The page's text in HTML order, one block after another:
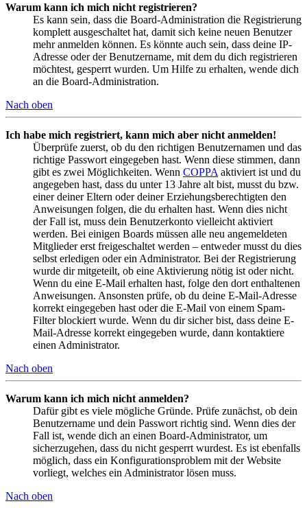
Warum kann ich mich nicht registrieren?
Es kann sein, dass die Board-Administration die Registrierung
komplett ausgeschaltet hat, damit sich keine neuen Benutzer
mehr anmelden können. Es könnte auch sein, dass deine IP-
Adresse oder der Benutzername, mit dem du dich registrieren
möchtest, gesperrt wurden. Um Hilfe zu erhalten, wende dich
an die Board-Administration.
Nach oben
Ich habe mich registriert, kann mich aber nicht anmelden!
Überprüfe zuerst, ob du den richtigen Benutzernamen und das
richtige Passwort eingegeben hast. Wenn diese stimmen, dann
gibt es zwei Möglichkeiten. Wenn COPPA aktiviert ist und du
angegeben hast, dass du unter 13 Jahre alt bist, musst du bzw.
einer deiner Eltern oder deiner Erziehungsberechtigten den
Anweisungen folgen, die du erhalten hast. Wenn dies nicht
der Fall ist, muss dein Benutzerkonto vielleicht aktiviert
werden. Bei einigen Boards müssen alle neu angemeldeten
Mitglieder erst freigeschaltet werden – entweder musst du dies
selbst erledigen oder ein Administrator. Bei der Registrierung
wurde dir mitgeteilt, ob eine Aktivierung nötig ist oder nicht.
Wenn du eine E-Mail erhalten hast, folge den dort enthaltenen
Anweisungen. Ansonsten prüfe, ob du deine E-Mail-Adresse
korrekt eingegeben hast oder die E-Mail von einem Spam-
Filter blockiert wurde. Wenn du dir sicher bist, dass deine E-
Mail-Adresse korrekt eingegeben wurde, dann kontaktiere
einen Administrator.
Nach oben
Warum kann ich mich nicht anmelden?
Dafür gibt es viele mögliche Gründe. Prüfe zunächst, ob dein
Benutzername und dein Passwort richtig sind. Wenn dies der
Fall ist, wende dich an einen Board-Administrator, um
sicherzugehen, dass du nicht gesperrt wurdest. Es ist ebenfalls
möglich, dass ein Konfigurationsproblem mit der Website
vorliegt, welches ein Administrator lösen muss.
Nach oben